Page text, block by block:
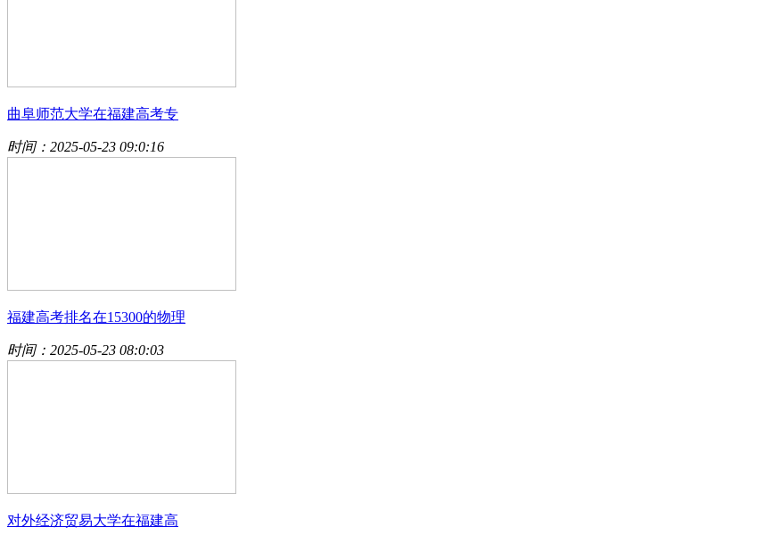
曲阜师范大学在福建高考专
时间：2025-05-23 09:0:16
福建高考排名在15300的物理
时间：2025-05-23 08:0:03
对外经济贸易大学在福建高